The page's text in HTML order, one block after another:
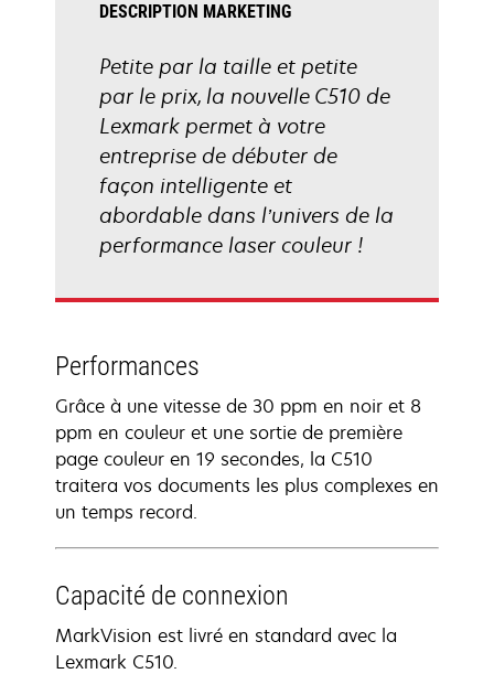
DESCRIPTION MARKETING
Petite par la taille et petite
par le prix, la nouvelle C510 de
Lexmark permet à votre
entreprise de débuter de
façon intelligente et
abordable dans l’univers de la
performance laser couleur !
Performances
Grâce à une vitesse de 30 ppm en noir et 8
ppm en couleur et une sortie de première
page couleur en 19 secondes, la C510
traitera vos documents les plus complexes en
un temps record.
Capacité de connexion
MarkVision est livré en standard avec la
Lexmark C510.